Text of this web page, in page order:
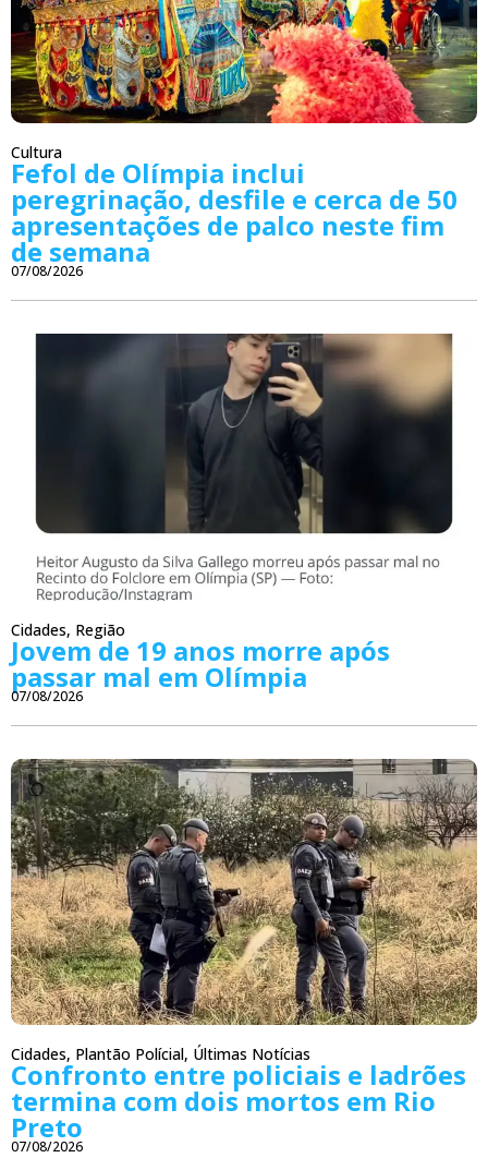
Cultura
Fefol de Olímpia inclui
peregrinação, desfile e cerca de 50
apresentações de palco neste fim
de semana
07/08/2026
Cidades, Região
Jovem de 19 anos morre após
passar mal em Olímpia
07/08/2026
Cidades, Plantão Polícial, Últimas Notícias
Confronto entre policiais e ladrões
termina com dois mortos em Rio
Preto
07/08/2026